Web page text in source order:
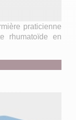
praticienne
rhumatoïde en